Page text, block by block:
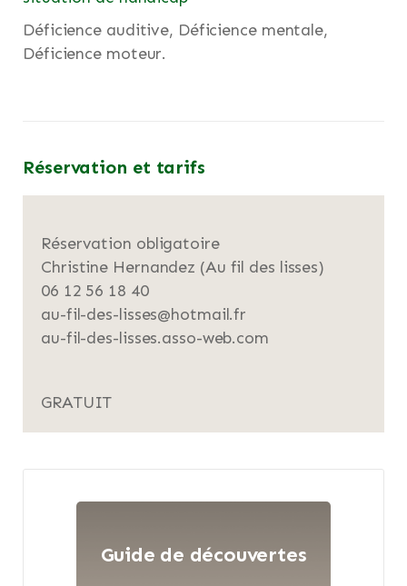
Déficience auditive, Déficience mentale,
Déficience moteur.
Réservation et tarifs
Réservation obligatoire
Christine Hernandez (Au fil des lisses)
06 12 56 18 40
au-fil-des-lisses@hotmail.fr
au-fil-des-lisses.asso-web.com
GRATUIT
Guide de découvertes